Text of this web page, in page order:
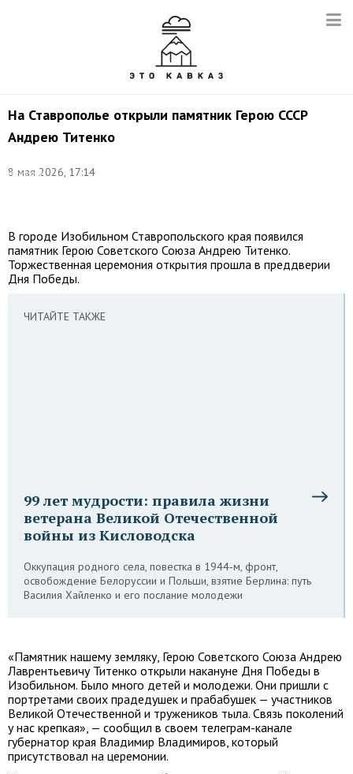
На Ставрополье открыли памятник Герою СССР
Андрею Титенко
8 мая 2026, 17:14
соцсети
В городе Изобильном Ставропольского края появился
памятник Герою Советского Союза Андрею Титенко.
Торжественная церемония открытия прошла в преддверии
Дня Победы.
ЧИТАЙТЕ ТАКЖЕ
99 лет мудрости: правила жизни
ветерана Великой Отечественной
войны из Кисловодска
Оккупация родного села, повестка в 1944‑м, фронт,
освобождение Белоруссии и Польши, взятие Берлина: путь
Василия Хайленко и его послание молодежи
«Памятник нашему земляку, Герою Советского Союза Андрею
Лаврентьевичу Титенко открыли накануне Дня Победы в
Изобильном. Было много детей и молодежи. Они пришли с
портретами своих прадедушек и прабабушек — участников
Великой Отечественной и тружеников тыла. Связь поколений
у нас крепкая», — сообщил в своем телеграм-канале
губернатор края Владимир Владимиров, который
присутствовал на церемонии.